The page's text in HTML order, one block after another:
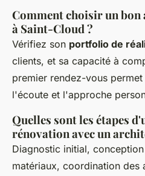
Comment choisir un
à Saint-Cloud ?
Vérifiez son portfolio de
clients, et sa capacité à
premier rendez-vous
l'écoute et l'approche
Quelles sont les étapes
rénovation avec un
Diagnostic initial,
matériaux, coordination des